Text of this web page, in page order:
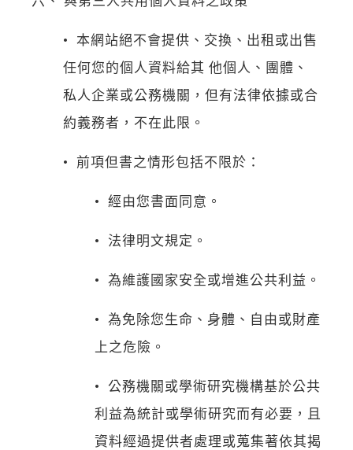
• 本網站絕不會提供、交換、出租或出售
任何您的個人資料給其 他個人、團體、
私人企業或公務機關，但有法律依據或合
約義務者，不在此限。
• 前項但書之情形包括不限於：
• 經由您書面同意。
• 法律明文規定。
• 為維護國家安全或增進公共利益。
• 為免除您生命、身體、自由或財產
上之危險。
• 公務機關或學術研究機構基於公共
利益為統計或學術研究而有必要，且
資料經過提供者處理或蒐集著依其揭